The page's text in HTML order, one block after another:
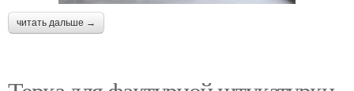
читать дальше →